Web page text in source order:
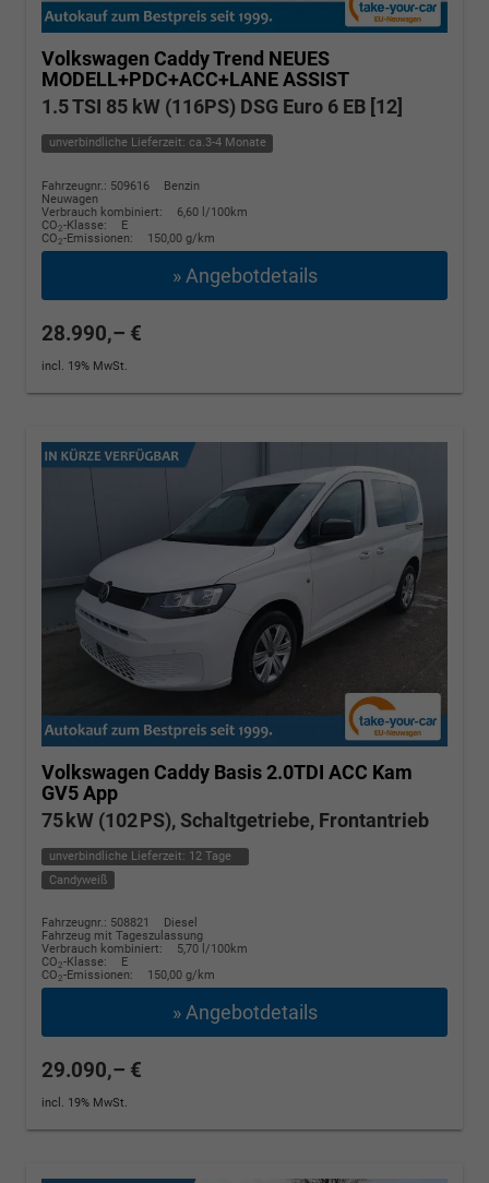
Volkswagen CaddyTrend NEUES
MODELL+PDC+ACC+LANE ASSIST
1.5 TSI 85 kW (116PS) DSG Euro 6 EB [12]
unverbindliche Lieferzeit: ca.3-4 Monate
Fahrzeugnr.: 509616
Benzin
Neuwagen
Verbrauch kombiniert:
6,60 l/100km
CO2-Klasse:
E
CO2-Emissionen: 150,00 g/km
» Angebotdetails
28.990,– €
incl. 19% MwSt.
Volkswagen Caddy Basis 2.0TDI ACC Kam
GV5 App
75 kW (102 PS), Schaltgetriebe, Frontantrieb
unverbindliche Lieferzeit: 12 Tage
Candyweiß
Fahrzeugnr.: 508821
Diesel
Fahrzeug mit Tageszulassung
Verbrauch kombiniert:
5,70 l/100km
CO2-Klasse:
E
CO2-Emissionen: 150,00 g/km
» Angebotdetails
29.090,– €
incl. 19% MwSt.